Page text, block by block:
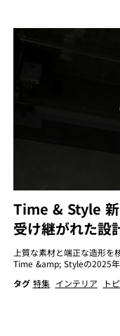
Time & Style
受け継がれた設
上質な素材と端正な造形
Time &amp; Styleの2025
タグ 特集 インテリア
ト